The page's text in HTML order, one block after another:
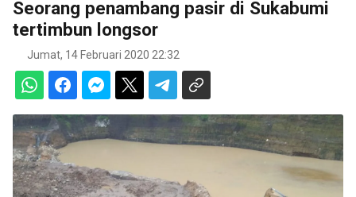
Seorang penambang pasir di Sukabumi
tertimbun longsor
Jumat, 14 Februari 2020 22:32